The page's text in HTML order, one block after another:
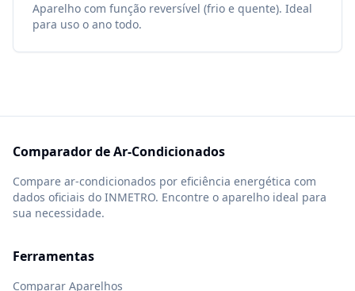
Aparelho com função reversível (frio e quente). Ideal
para uso o ano todo.
Comparador de Ar-Condicionados
Compare ar-condicionados por eficiência energética com
dados oficiais do INMETRO. Encontre o aparelho ideal para
sua necessidade.
Ferramentas
Comparar Aparelhos